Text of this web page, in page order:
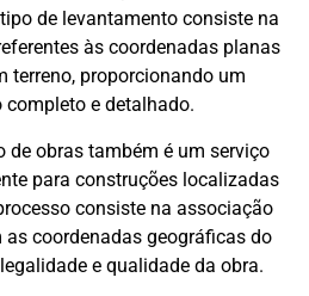
de levantamento consiste na
às coordenadas planas
terreno, proporcionando um
completo e detalhado.
de obras também é um serviço
para construções localizadas
consiste na associação
coordenadas geográficas do
e qualidade da obra.